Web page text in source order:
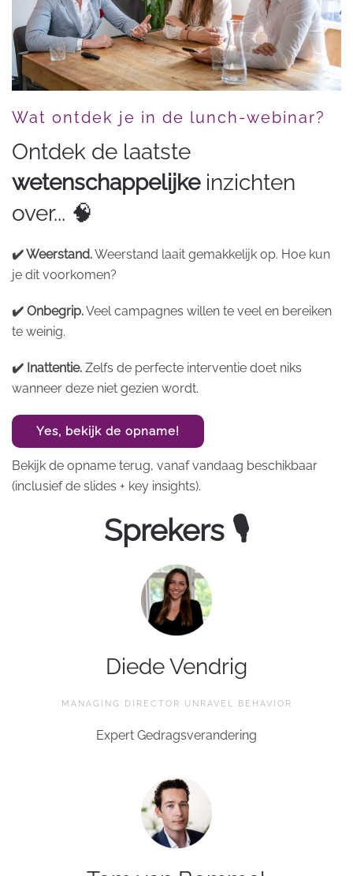
Wat ontdek je in de lunch-webinar?
Ontdek de laatste
wetenschappelijkeinzichten
over... 🧠
✔️ Weerstand.Weerstand laait gemakkelijk op. Hoe kun
je dit voorkomen?
✔️ Onbegrip.Veel campagnes willen te veel en bereiken
te weinig.
✔️ Inattentie. Zelfs de perfecte interventie doet niks
wanneer deze niet gezien wordt.
Yes, bekijk de opname!
Bekijk de opname terug, vanaf vandaag beschikbaar
(inclusief de slides + key insights).
Sprekers 🎙
Diede Vendrig
MANAGING DIRECTOR UNRAVEL BEHAVIOR
Expert Gedragsverandering